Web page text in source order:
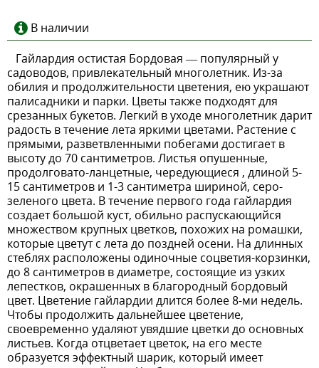
В наличии
Гайлардия остистая Бордовая — популярный у
садоводов, привлекательный многолетник. Из-за
обилия и продолжительности цветения, ею украшают
палисадники и парки. Цветы также подходят для
срезанных букетов. Легкий в уходе многолетник дарит
радость в течение лета яркими цветами. Растение с
прямыми, разветвленными побегами достигает в
высоту до 70 сантиметров. Листья опушенные,
продолговато-ланцетные, чередующиеся , длиной 5-
15 сантиметров и 1-3 сантиметра шириной, серо-
зеленого цвета. В течение первого года гайлардия
создает большой куст, обильно распускающийся
множеством крупных цветков, похожих на ромашки,
которые цветут с лета до поздней осени. На длинных
стеблях расположены одиночные соцветия-корзинки,
до 8 сантиметров в диаметре, состоящие из узких
лепестков, окрашенных в благородный бордовый
цвет. Цветение гайлардии длится более 8-ми недель.
Чтобы продолжить дальнейшее цветение,
своевременно удаляют увядшие цветки до основных
листьев. Когда отцветает цветок, на его месте
образуется эффектный шарик, который имеет